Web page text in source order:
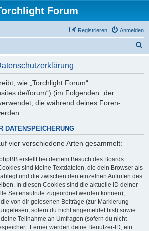
Forum
Anmelden
Registrieren
wie „Torchlight Forum“
forum“) (im Folgenden „der
die während deines Foren-
DATENSPEICHERUNG
vier verschiedene Arten gesammelt:
erstellt bei deinem Besuch des Boards
sind kleine Textdateien, die dein Browser als
und die zwischen den einzelnen Aufrufen des
In diesen Cookies sind die aktuelle ID deiner
Seitenaufrufe zugeordnet werden können),
von dir gelesenen Beiträge (zur Markierung
sofern du nicht angemeldet bist) sowie
Teilnahme an Umfragen (sofern du nicht
Ferner werden deine Benutzer-ID, ein